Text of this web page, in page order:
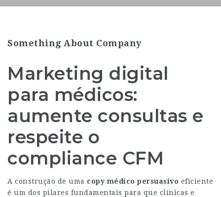
Something About Company
Marketing digital
para médicos:
aumente consultas e
respeite o
compliance CFM
A construção de uma copy médico persuasivo eficiente
é um dos pilares fundamentais para que clínicas e